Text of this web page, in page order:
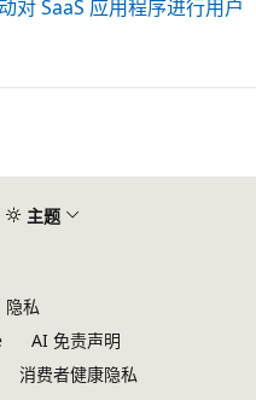
SaaS 应用程序进行用户
主题
隐私
AI 免责声明
消费者健康隐私